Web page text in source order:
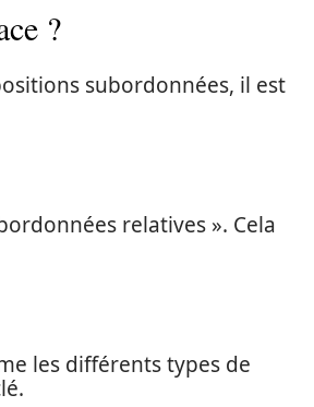
?
subordonnées, il est
relatives ». Cela
les différents types de